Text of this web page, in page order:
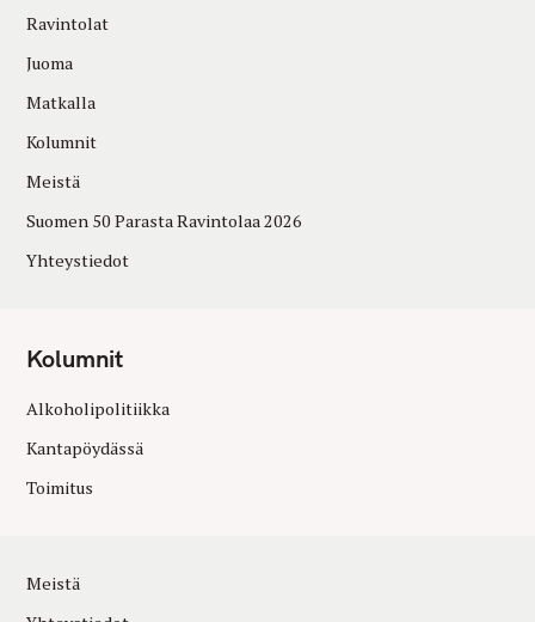
Ravintolat
Juoma
Matkalla
Kolumnit
Meistä
Suomen 50 Parasta Ravintolaa 2026
Yhteystiedot
Kolumnit
Alkoholipolitiikka
Kantapöydässä
Toimitus
Meistä